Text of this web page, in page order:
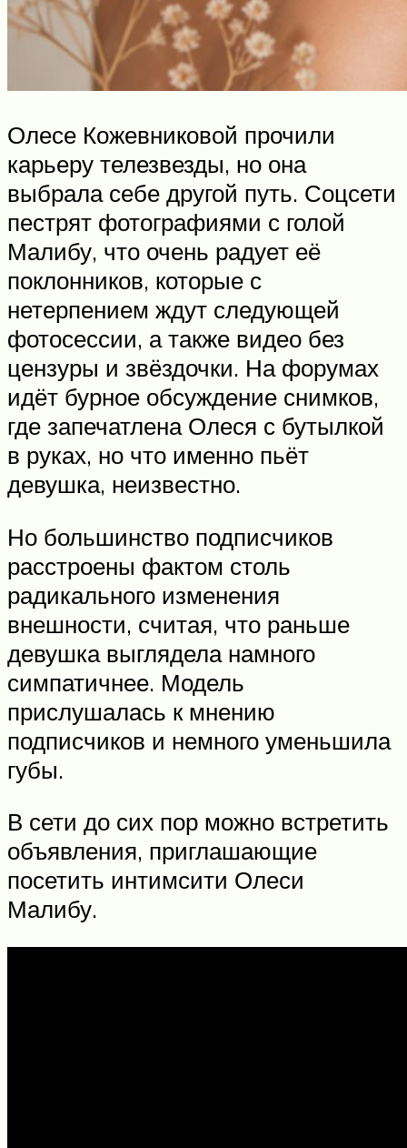
Олесе Кожевниковой прочили
карьеру телезвезды, но она
выбрала себе другой путь. Соцсети
пестрят фотографиями с голой
Малибу, что очень радует её
поклонников, которые с
нетерпением ждут следующей
фотосессии, а также видео без
цензуры и звёздочки. На форумах
идёт бурное обсуждение снимков,
где запечатлена Олеся с бутылкой
в руках, но что именно пьёт
девушка, неизвестно.
Но большинство подписчиков
расстроены фактом столь
радикального изменения
внешности, считая, что раньше
девушка выглядела намного
симпатичнее. Модель
прислушалась к мнению
подписчиков и немного уменьшила
губы.
В сети до сих пор можно встретить
объявления, приглашающие
посетить интимсити Олеси
Малибу.